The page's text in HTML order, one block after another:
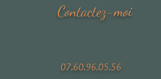
Contactez-moi
07.60.96.05.56